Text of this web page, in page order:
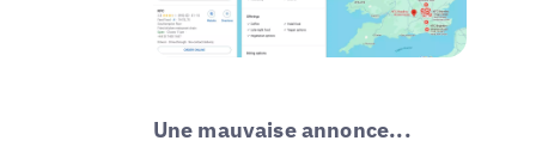
Une mauvaise annonce...